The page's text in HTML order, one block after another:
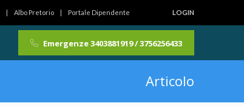
Albo Pretorio Portale Dipendente LOGIN
Emergenze 3403881919 / 3756256433
Articolo